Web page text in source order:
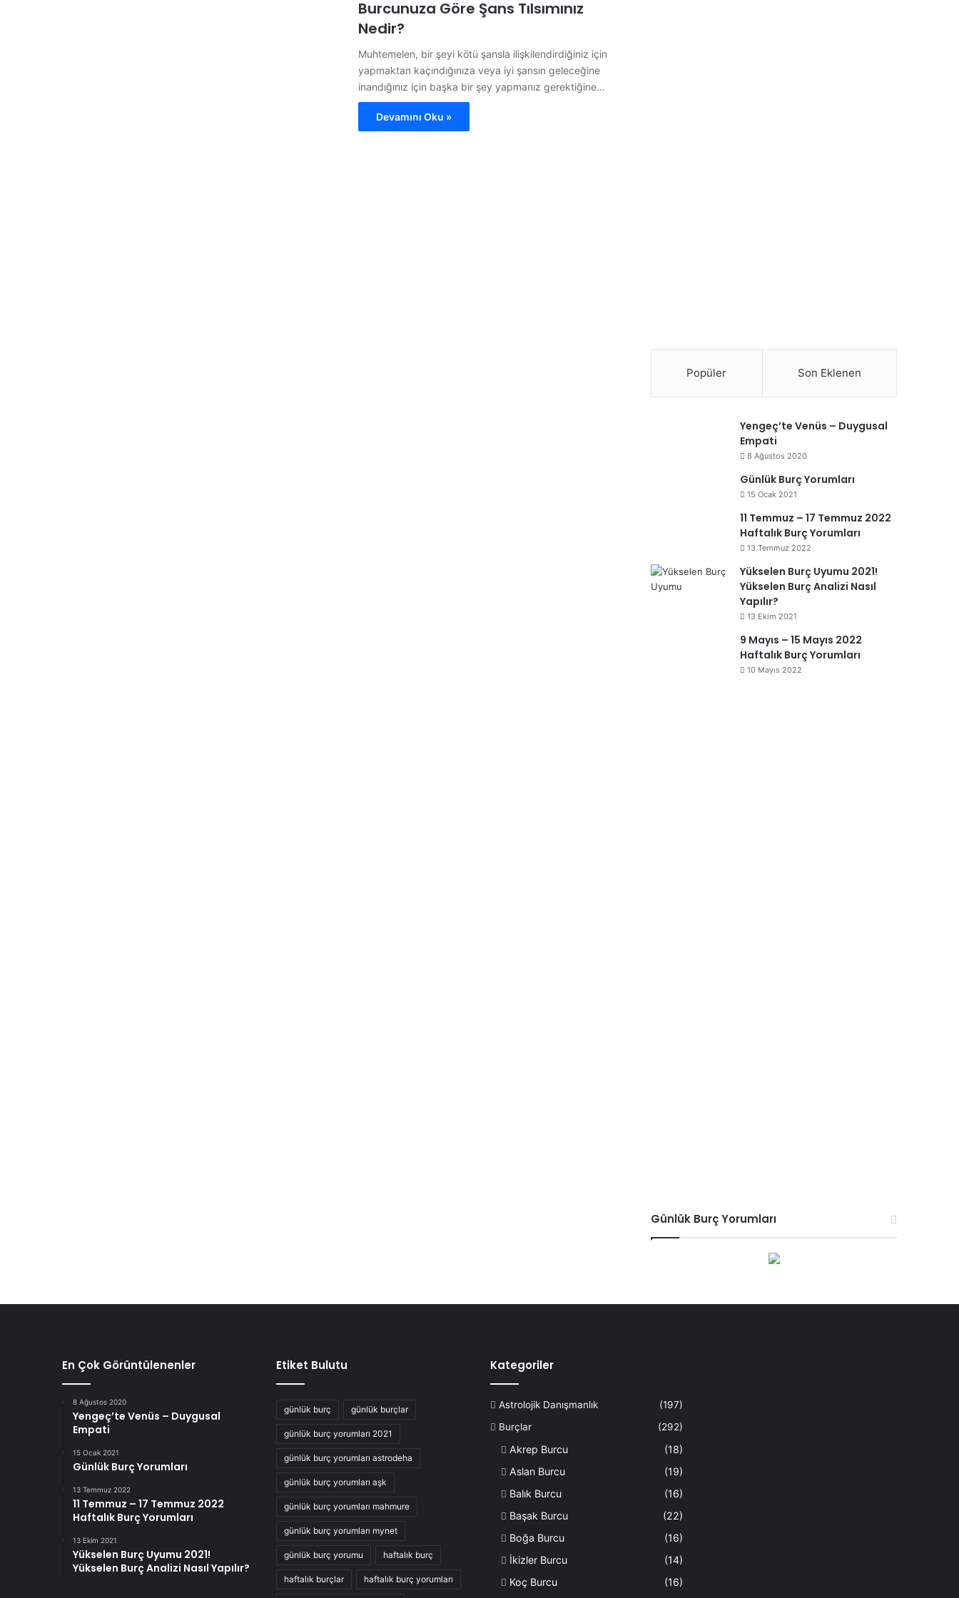
Burcunuza Göre Şans Tılsımınız
Nedir?
Muhtemelen, bir şeyi kötü şansla ilişkilendirdiğiniz için
yapmaktan kaçındığınıza veya iyi şansın geleceğine
inandığınız için başka bir şey yapmanız gerektiğine…
Devamını Oku »
Popüler Son Eklenen
Yengeç’te Venüs – Duygusal
Empati
8 Ağustos 2020
Günlük Burç Yorumları
15 Ocak 2021
11 Temmuz – 17 Temmuz 2022
Haftalık Burç Yorumları
13 Temmuz 2022
Yükselen Burç Uyumu 2021!
Yükselen Burç Analizi Nasıl
Yapılır?
13 Ekim 2021
9 Mayıs – 15 Mayıs 2022
Haftalık Burç Yorumları
10 Mayıs 2022
Günlük Burç Yorumları
En Çok Görüntülenenler
8 Ağustos 2020
Yengeç’te Venüs – Duygusal
Empati
15 Ocak 2021
Günlük Burç Yorumları
13 Temmuz 2022
11 Temmuz – 17 Temmuz 2022
Haftalık Burç Yorumları
13 Ekim 2021
Yükselen Burç Uyumu 2021!
Yükselen Burç Analizi Nasıl Yapılır?
Etiket Bulutu
günlük burç günlük burçlar
günlük burç yorumları 2021
günlük burç yorumları astrodeha
günlük burç yorumları aşk
günlük burç yorumları mahmure
günlük burç yorumları mynet
günlük burç yorumu haftalık burç
haftalık burçlar haftalık burç yorumları
Kategoriler
Astrolojik Danışmanlık
(197)
Burçlar
(292)
Akrep Burcu
(18)
Aslan Burcu
(19)
Balık Burcu
(16)
Başak Burcu
(22)
Boğa Burcu
(16)
İkizler Burcu
(14)
Koç Burcu
(16)